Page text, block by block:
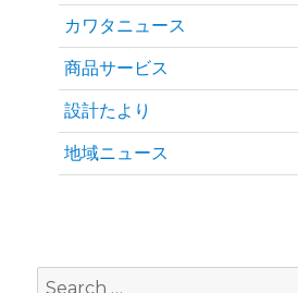
カワタニュース
商品サービス
設計たより
地域ニュース
Search